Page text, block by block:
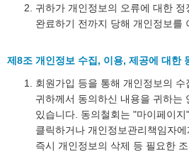
귀하가 개인정보의 오류에 대한
완료하기 전까지 당해 개인정보를
제8조 개인정보 수집, 이용, 제공에 대한
회원가입 등을 통해 개인정보의 수
귀하께서 동의하신 내용을 귀하는
있습니다. 동의철회는 "마이페이
클릭하거나 개인정보관리책임자
즉시 개인정보의 삭제 등 필요한